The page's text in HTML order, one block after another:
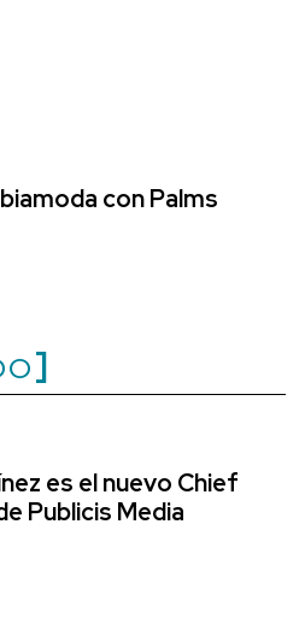
con Palms
es el nuevo Chief
Publicis Media